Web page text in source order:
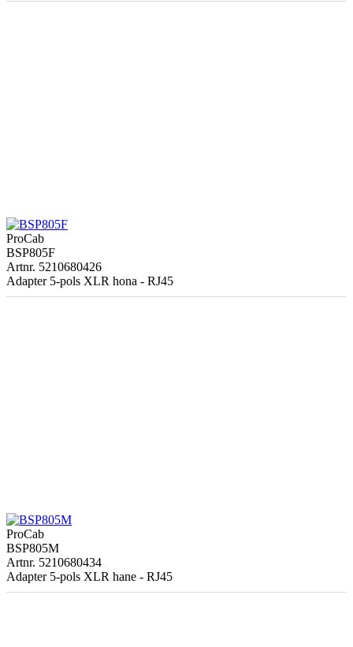
ProCab
BSP805F
Artnr. 5210680426
Adapter 5-pols XLR hona - RJ45
ProCab
BSP805M
Artnr. 5210680434
Adapter 5-pols XLR hane - RJ45